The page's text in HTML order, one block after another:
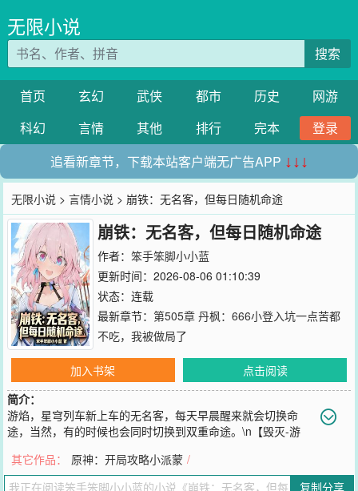
无限小说
搜索
首页 玄幻 武侠 都市 历史
网游
科幻
言情 其他 排行 完本
登录
追看新章节，下载本站客户端无广告APP ↓↓↓
无限小说 >言情小说 > 崩铁：无名客，但每日随机命途
崩铁：无名客，但每日随机命途
作者： 笨手笨脚小小蓝
更新时间：2026-08-06 01:10:39
状态：连载
最新章节： 第505章 丹枫：666小登入坑一点苦都
不吃，我被做局了
加入书架
点击阅读
简介：
游焰，星穹列车新上车的无名客，每天早晨醒来就会切换命
途，当然，有的时候也会同时切换到双重命途。\n【毁灭-游
护-游焰】：我~已~经~是~全~速~前~进~了~\n【神秘-游焰】：你
说，会不会有人对着星神道Gu……\n【记忆-游焰】：只要把时间停在
其它作品： 原神：开局攻略小派蒙 /
复制分享